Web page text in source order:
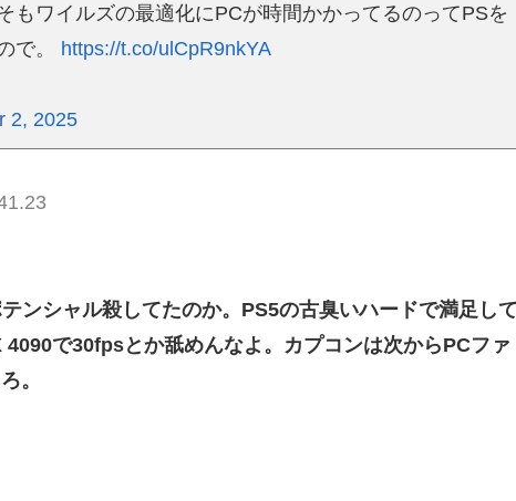
もワイルズの最適化にPCが時間かかってるのってPSを
で。 https://t.co/ulCpR9nkYA
2, 2025
ンシャル殺してたのか。PS5の古臭いハードで満足し
で30fpsとか舐めんなよ。カプコンは次からPCファ
。